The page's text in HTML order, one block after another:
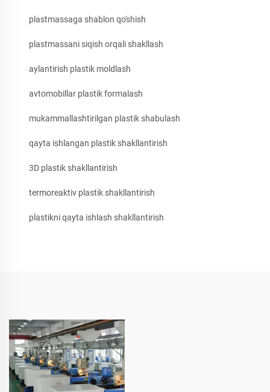
plastmassaga shablon qo'shish
plastmassani siqish orqali shakllash
aylantirish plastik moldlash
avtomobillar plastik formalash
mukammallashtirilgan plastik shabulash
qayta ishlangan plastik shakllantirish
3D plastik shakllantirish
termoreaktiv plastik shakllantirish
plastikni qayta ishlash shakllantirish